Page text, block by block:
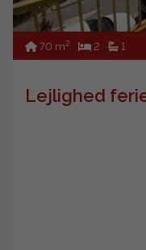
70 m2 2 1
Lejlighed